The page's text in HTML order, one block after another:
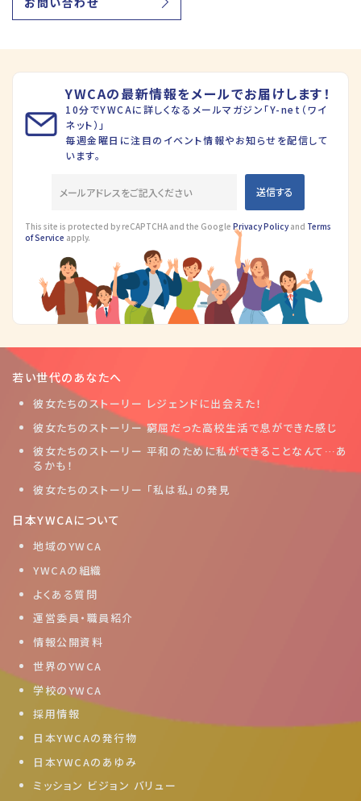
YWCAの最新情報をメールでお届けします！
10分でYWCAに詳しくなるメールマガジン「Y-net（ワイ
ネット）」
毎週金曜日に注目のイベント情報やお知らせを配信して
います。
This site is protected by reCAPTCHA and the Google Privacy Policyand Terms
of Service apply.
若い世代のあなたへ
彼女たちのストーリー レジェンドに出会えた！
彼女たちのストーリー 窮屈だった高校生活で息ができた感じ
彼女たちのストーリー 平和のために私ができることなんて…あ
るかも！
彼女たちのストーリー 「私は私」の発見
日本YWCAについて
地域のYWCA
YWCAの組織
よくある質問
運営委員・職員紹介
情報公開資料
世界のYWCA
学校のYWCA
採用情報
日本YWCAの発行物
日本YWCAのあゆみ
ミッション ビジョン バリュー